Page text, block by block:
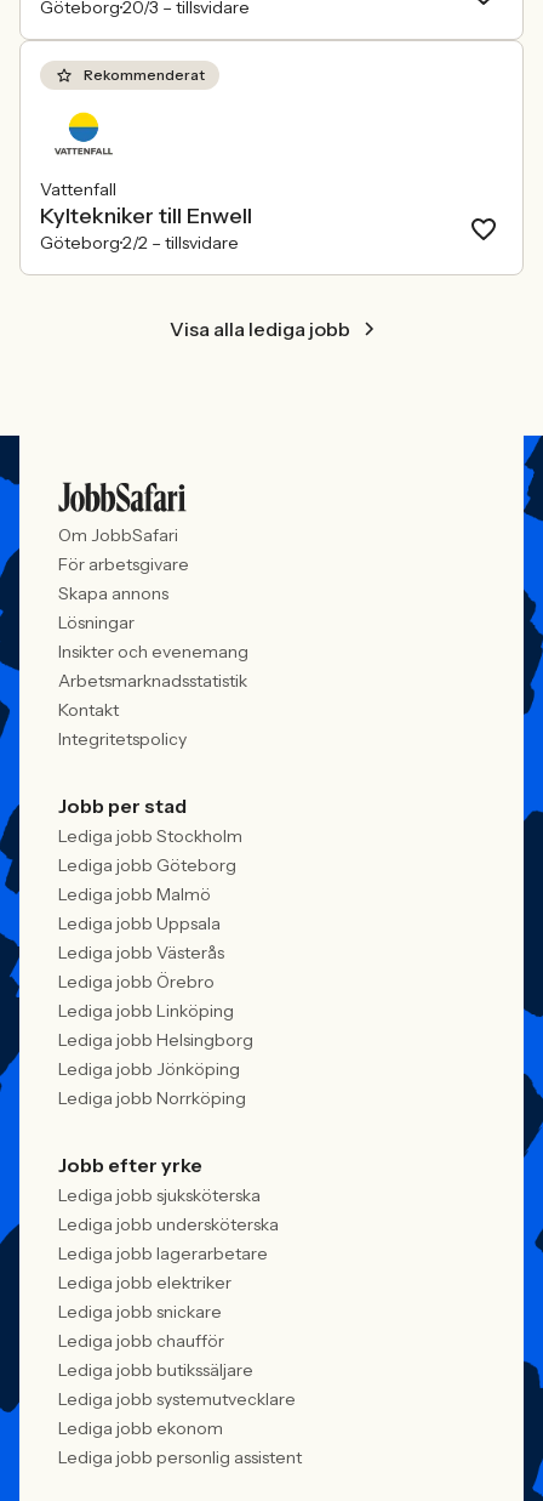
Göteborg20/3 – tillsvidare
Rekommenderat
Vattenfall
Kyltekniker till Enwell
Göteborg2/2 – tillsvidare
Visa alla lediga jobb
Om JobbSafari
För arbetsgivare
Skapa annons
Lösningar
Insikter och evenemang
Arbetsmarknadsstatistik
Kontakt
Integritetspolicy
Jobb per stad
Lediga jobb Stockholm
Lediga jobb Göteborg
Lediga jobb Malmö
Lediga jobb Uppsala
Lediga jobb Västerås
Lediga jobb Örebro
Lediga jobb Linköping
Lediga jobb Helsingborg
Lediga jobb Jönköping
Lediga jobb Norrköping
Jobb efter yrke
Lediga jobb sjuksköterska
Lediga jobb undersköterska
Lediga jobb lagerarbetare
Lediga jobb elektriker
Lediga jobb snickare
Lediga jobb chaufför
Lediga jobb butikssäljare
Lediga jobb systemutvecklare
Lediga jobb ekonom
Lediga jobb personlig assistent